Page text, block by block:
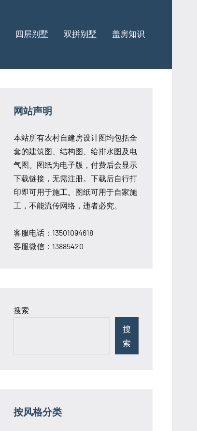
四层别墅 双拼别墅 盖房知识
网站声明
本站所有农村自建房设计图均包括全
套的建筑图、结构图、给排水图及电
气图。图纸为电子版，付费后会显示
下载链接，无需注册。下载后自行打
印即可用于施工。图纸可用于自家施
工，不能流传网络，违者必究。
客服电话：13501094618
客服微信：13885420
搜索
搜
索
按风格分类